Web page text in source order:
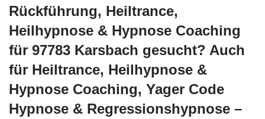
Rückführung, Heiltrance,
Heilhypnose & Hypnose Coaching
für 97783 Karsbach gesucht? Auch
für Heiltrance, Heilhypnose &
Hypnose Coaching, Yager Code
Hypnose & Regressionshypnose –